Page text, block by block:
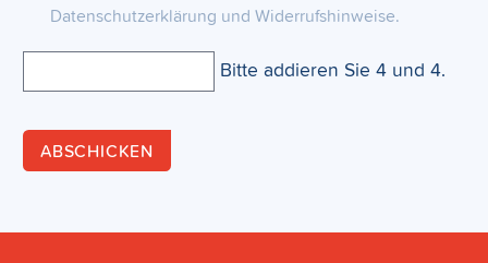
Datenschutzerklärung und Widerrufshinweise.
Bitte addieren Sie 4 und 4.
ABSCHICKEN